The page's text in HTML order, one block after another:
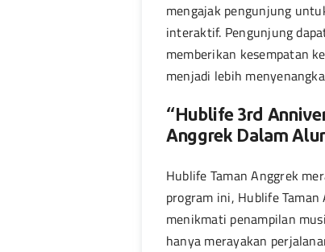
mengajak pengunjung
interaktif. Pengunjung
memberikan kesempatan
menjadi lebih
“Hublife 3rd
Anggrek Dalam
Hublife Taman Anggrek
program ini, Hublife
menikmati penampilan
hanya merayakan